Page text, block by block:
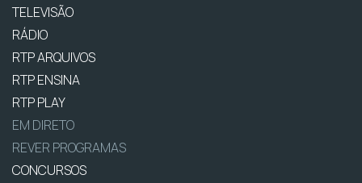
TELEVISÃO
RÁDIO
RTP ARQUIVOS
RTP ENSINA
RTP PLAY
EM DIRETO
REVER PROGRAMAS
CONCURSOS